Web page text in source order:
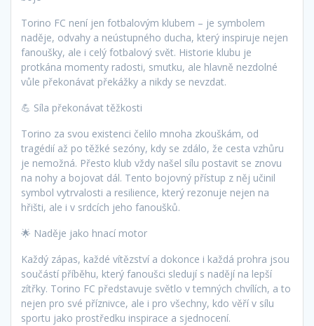
Torino FC není jen fotbalovým klubem – je symbolem
naděje, odvahy a neústupného ducha, který inspiruje nejen
fanoušky, ale i celý fotbalový svět. Historie klubu je
protkána momenty radosti, smutku, ale hlavně nezdolné
vůle překonávat překážky a nikdy se nevzdat.
💪 Síla překonávat těžkosti
Torino za svou existenci čelilo mnoha zkouškám, od
tragédií až po těžké sezóny, kdy se zdálo, že cesta vzhůru
je nemožná. Přesto klub vždy našel sílu postavit se znovu
na nohy a bojovat dál. Tento bojovný přístup z něj učinil
symbol vytrvalosti a resilience, který rezonuje nejen na
hřišti, ale i v srdcích jeho fanoušků.
🌟 Naděje jako hnací motor
Každý zápas, každé vítězství a dokonce i každá prohra jsou
součástí příběhu, který fanoušci sledují s nadějí na lepší
zítřky. Torino FC představuje světlo v temných chvílích, a to
nejen pro své příznivce, ale i pro všechny, kdo věří v sílu
sportu jako prostředku inspirace a sjednocení.